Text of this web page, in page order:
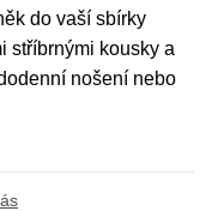
do vaší sbírky
stříbrnými kousky a
nošení nebo